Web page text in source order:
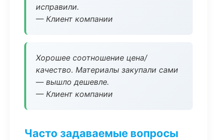
исправили.
— Клиент компании
Хорошее соотношение цена/
качество. Материалы закупали сами
— вышло дешевле.
— Клиент компании
Часто задаваемые вопросы